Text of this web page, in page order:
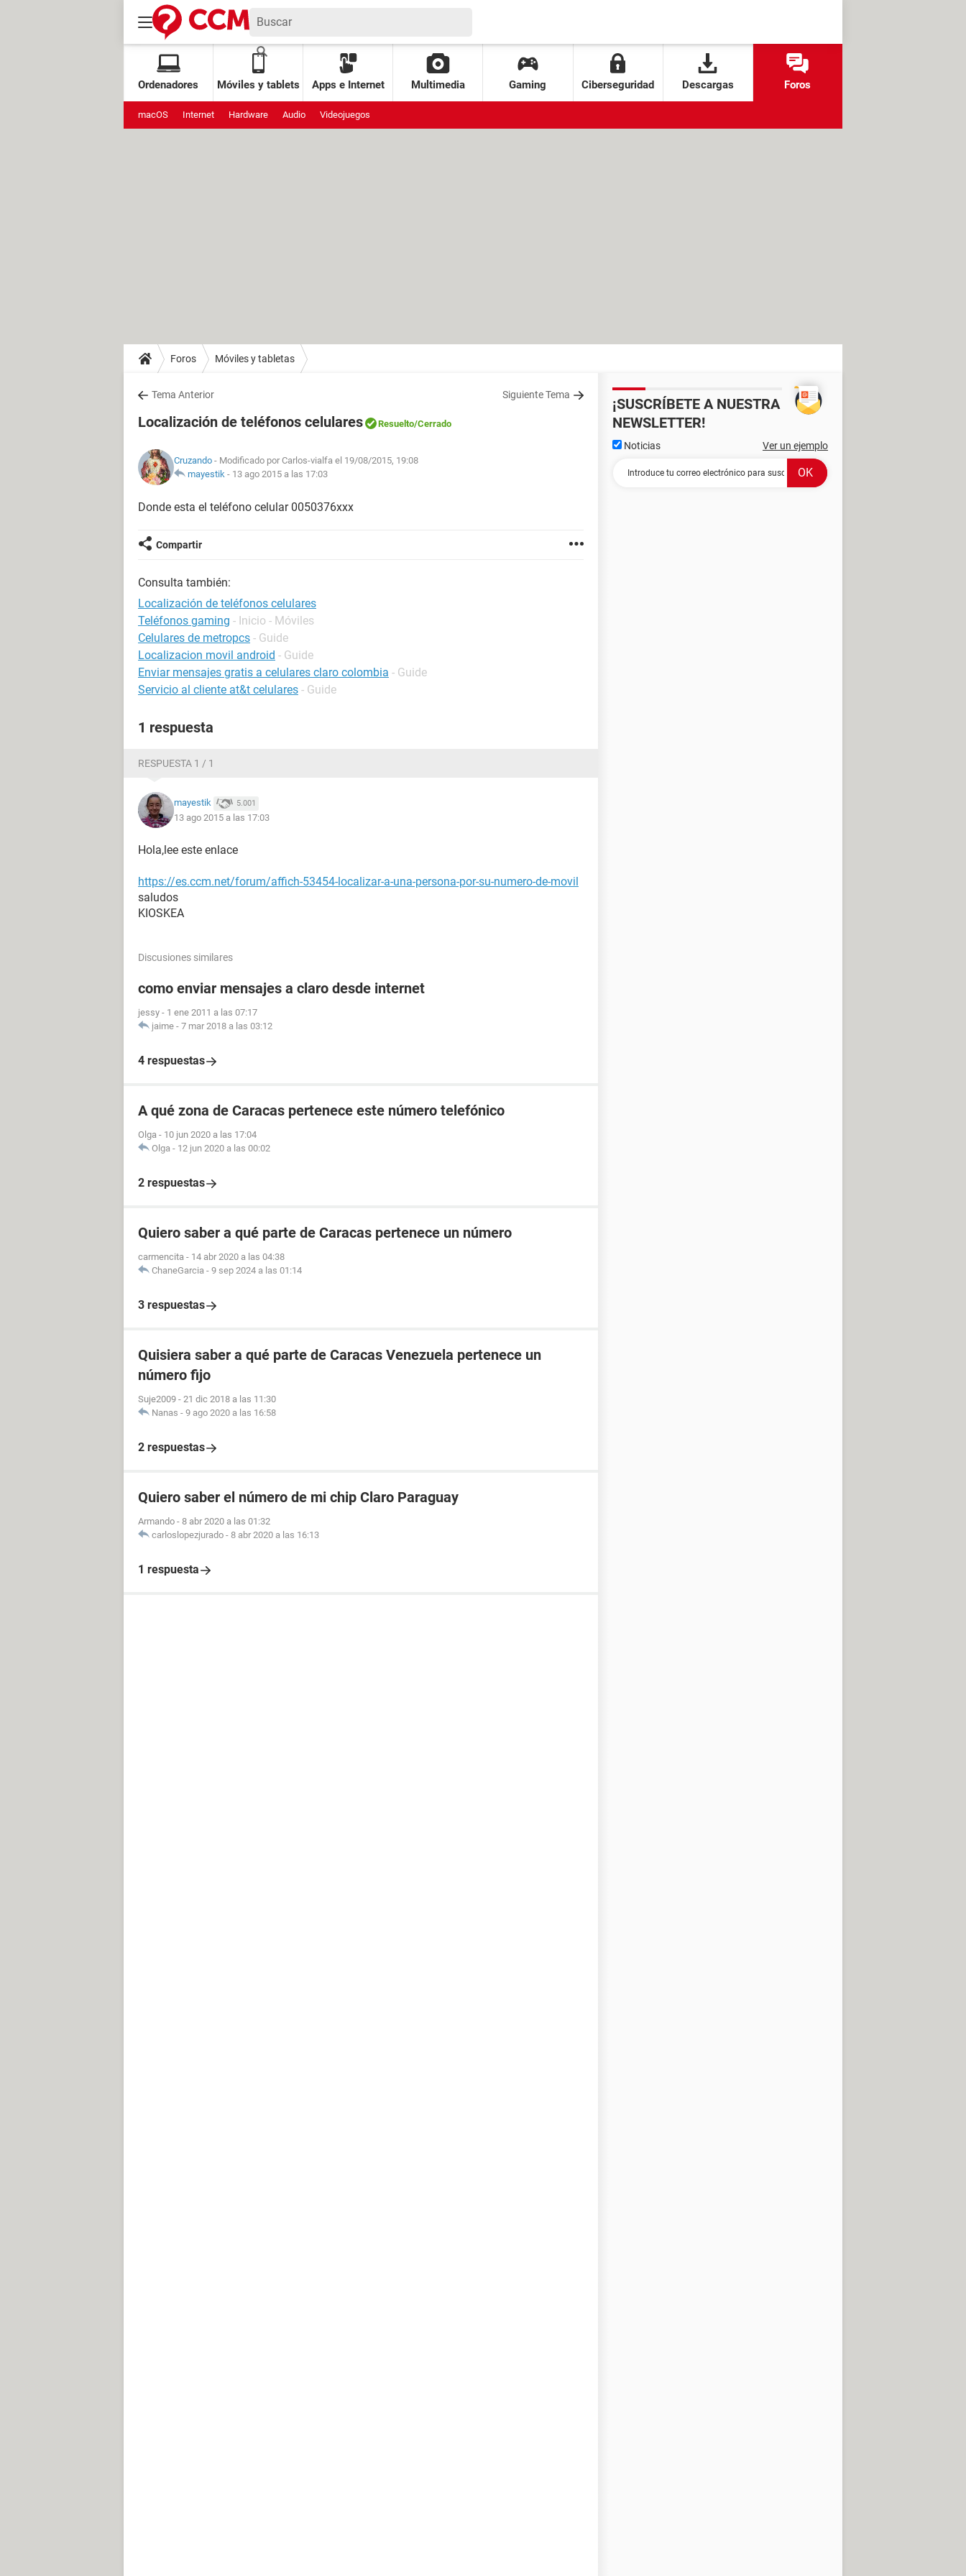
Ordenadores Móviles y tablets Apps e Internet Multimedia Gaming Ciberseguridad Descargas Foros
macOS Internet Hardware Audio Videojuegos
Foros Móviles y tabletas
Tema Anterior Siguiente Tema
Localización de teléfonos celulares Resuelto/Cerrado
Cruzando - Modificado por Carlos-vialfa el 19/08/2015, 19:08
mayestik - 13 ago 2015 a las 17:03
Donde esta el teléfono celular 0050376xxx
Compartir
Consulta también:
Localización de teléfonos celulares
Teléfonos gaming - Inicio - Móviles
Celulares de metropcs - Guide
Localizacion movil android - Guide
Enviar mensajes gratis a celulares claro colombia - Guide
Servicio al cliente at&t celulares - Guide
1 respuesta
RESPUESTA 1 / 1
mayestik 5.001
13 ago 2015 a las 17:03
Hola,lee este enlace
https://es.ccm.net/forum/affich-53454-localizar-a-una-persona-por-su-numero-de-movil
saludos
KIOSKEA
Discusiones similares
como enviar mensajes a claro desde internet
jessy - 1 ene 2011 a las 07:17
jaime - 7 mar 2018 a las 03:12
4 respuestas
A qué zona de Caracas pertenece este número telefónico
Olga - 10 jun 2020 a las 17:04
Olga - 12 jun 2020 a las 00:02
2 respuestas
Quiero saber a qué parte de Caracas pertenece un número
carmencita - 14 abr 2020 a las 04:38
ChaneGarcia - 9 sep 2024 a las 01:14
3 respuestas
Quisiera saber a qué parte de Caracas Venezuela pertenece un
número fijo
Suje2009 - 21 dic 2018 a las 11:30
Nanas - 9 ago 2020 a las 16:58
2 respuestas
Quiero saber el número de mi chip Claro Paraguay
Armando - 8 abr 2020 a las 01:32
carloslopezjurado - 8 abr 2020 a las 16:13
1 respuesta
¡SUSCRÍBETE A NUESTRA
NEWSLETTER!
Noticias Ver un ejemplo